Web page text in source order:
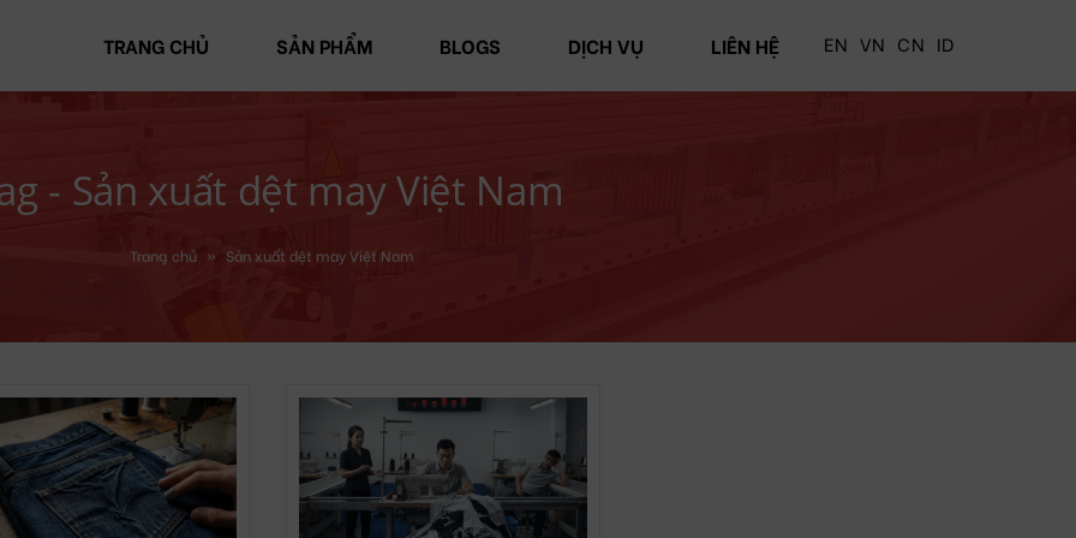
TRANG CHỦ SẢN PHẨM BLOGS DỊCH VỤ LIÊN HỆ EN VN CN ID
- Sản xuất dệt may Việt Nam
Trang chủ » Sản xuất dệt may Việt Nam